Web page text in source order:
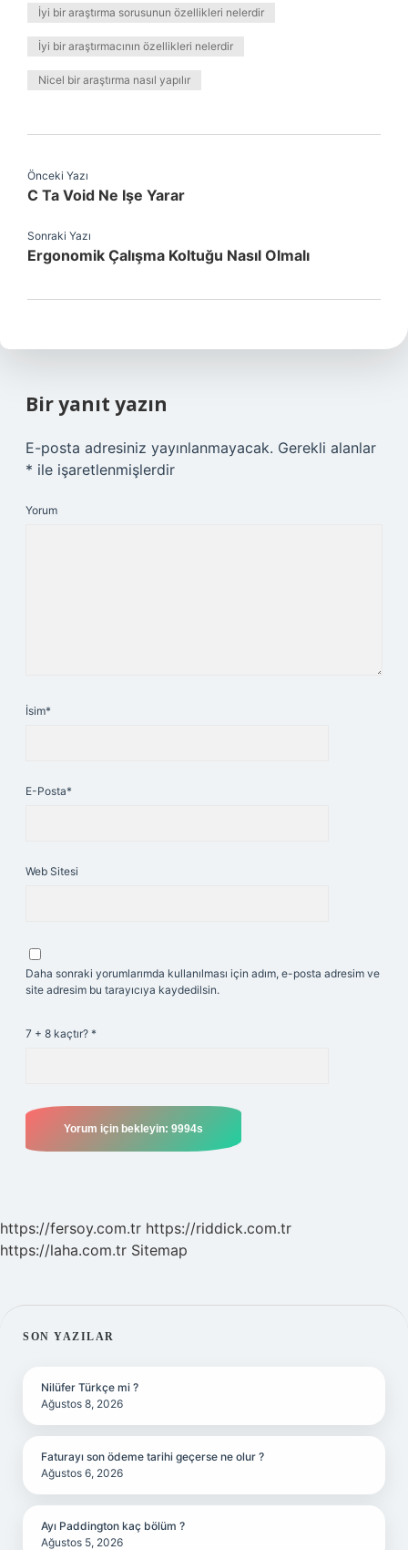
İyi bir araştırma sorusunun özellikleri nelerdir
İyi bir araştırmacının özellikleri nelerdir
Nicel bir araştırma nasıl yapılır
Önceki Yazı
C Ta Void Ne Işe Yarar
Sonraki Yazı
Ergonomik Çalışma Koltuğu Nasıl Olmalı
Bir yanıt yazın
E-posta adresiniz yayınlanmayacak. Gerekli alanlar
* ile işaretlenmişlerdir
Yorum
İsim*
E-Posta*
Web Sitesi
Daha sonraki yorumlarımda kullanılması için adım, e-posta adresim ve
site adresim bu tarayıcıya kaydedilsin.
7 + 8 kaçtır? *
https://fersoy.com.tr https://riddick.com.tr
https://laha.com.tr Sitemap
SIDEBAR
SON YAZILAR
Nilüfer Türkçe mi ?
Ağustos 8, 2026
Faturayı son ödeme tarihi geçerse ne olur ?
Ağustos 6, 2026
Ayı Paddington kaç bölüm ?
Ağustos 5, 2026